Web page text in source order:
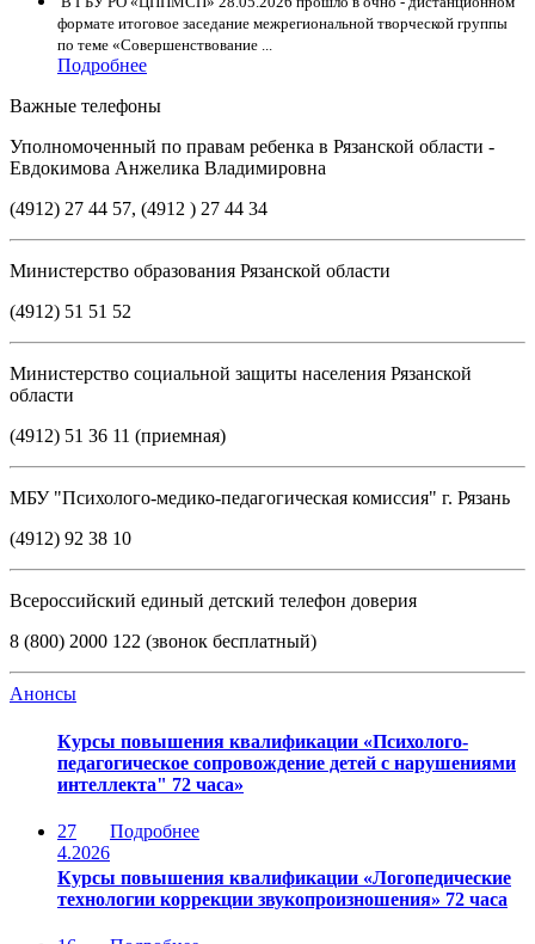
формате итоговое заседание межрегиональной творческой группы
по теме «Совершенствование ...
Подробнее
Важные телефоны
Уполномоченный по правам ребенка в Рязанской области -
Евдокимова Анжелика Владимировна
(4912) 27 44 57, (4912 ) 27 44 34
Министерство образования Рязанской области
(4912) 51 51 52
Министерство социальной защиты населения Рязанской
области
(4912) 51 36 11 (приемная)
МБУ "Психолого-медико-педагогическая комиссия" г. Рязань
(4912) 92 38 10
Всероссийский единый детский телефон доверия
8 (800) 2000 122 (звонок бесплатный)
Анонсы
Курсы повышения квалификации «Психолого-
педагогическое сопровождение детей с нарушениями
интеллекта" 72 часа»
27
4.2026
Подробнее
Курсы повышения квалификации «Логопедические
технологии коррекции звукопроизношения» 72 часа